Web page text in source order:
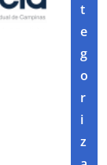
t
e
g
o
r
i
z